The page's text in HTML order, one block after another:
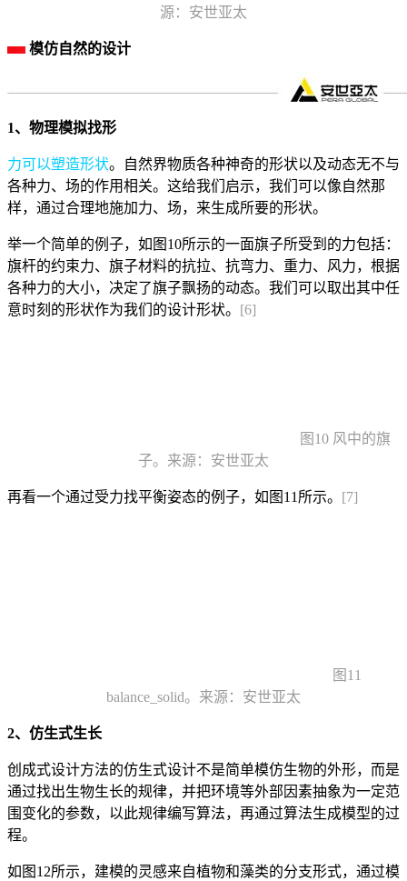
源：安世亚太
模仿自然的设计
1、物理模拟找形
力可以塑造形状。自然界物质各种神奇的形状以及动态无不与
各种力、场的作用相关。这给我们启示，我们可以像自然那
样，通过合理地施加力、场，来生成所要的形状。
举一个简单的例子，如图10所示的一面旗子所受到的力包括：
旗杆的约束力、旗子材料的抗拉、抗弯力、重力、风力，根据
各种力的大小，决定了旗子飘扬的动态。我们可以取出其中任
意时刻的形状作为我们的设计形状。 [6]
图10 风中的旗
子。来源：安世亚太
再看一个通过受力找平衡姿态的例子，如图11所示。 [7]
图11
balance_solid。来源：安世亚太
2、仿生式生长
创成式设计方法的仿生式设计不是简单模仿生物的外形，而是
通过找出生物生长的规律，并把环境等外部因素抽象为一定范
围变化的参数，以此规律编写算法，再通过算法生成模型的过
程。
如图12所示，建模的灵感来自植物和藻类的分支形式，通过模